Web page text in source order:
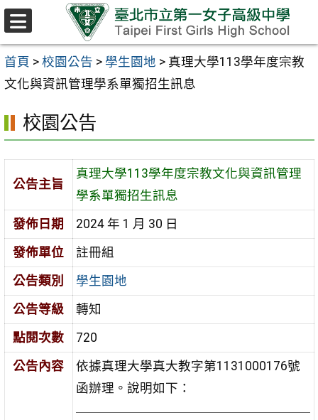
跳至主要內容區
首頁 > 校園公告 > 學生園地 > 真理大學113學年度宗教
文化與資訊管理學系單獨招生訊息
校園公告
公告主旨
真理大學113學年度宗教文化與資訊管理
學系單獨招生訊息
發佈日期
2024 年 1 月 30 日
發佈單位
註冊組
公告類別
學生園地
公告等級
轉知
點閱次數
720
公告內容
依據真理大學真大教字第1131000176號
函辦理。說明如下：
選
單